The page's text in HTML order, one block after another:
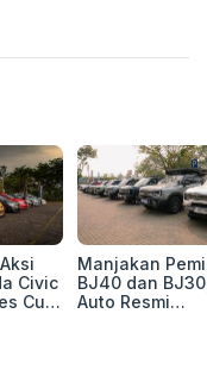
Civic
Curi
Manjakan
BJ40 dan
Auto Resmi